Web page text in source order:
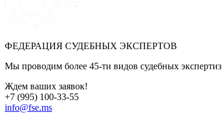
ФЕДЕРАЦИЯ СУДЕБНЫХ ЭКСПЕРТОВ
Мы проводим более 45-ти видов судебных экспертиз
Ждем ваших заявок!
+7 (995) 100-33-55
info@fse.ms